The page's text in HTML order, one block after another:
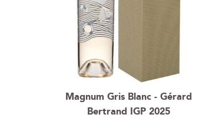
Magnum Gris Blanc - Gérard
Bertrand IGP 2025